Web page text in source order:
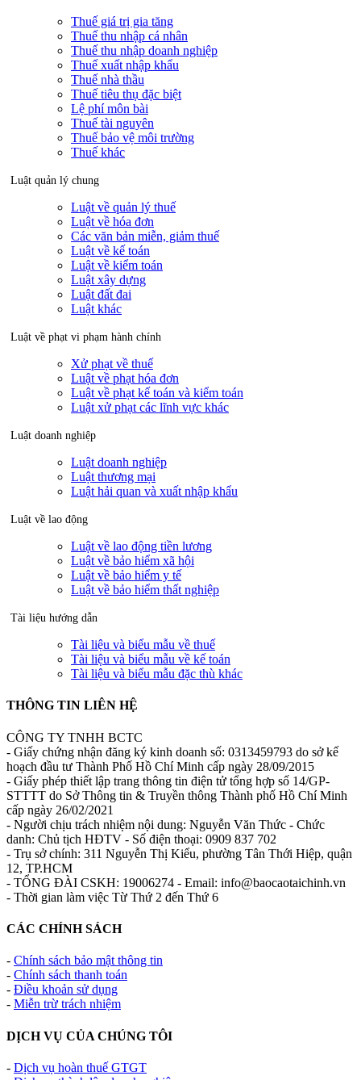
Thuế giá trị gia tăng
Thuế thu nhập cá nhân
Thuế thu nhập doanh nghiệp
Thuế xuất nhập khẩu
Thuế nhà thầu
Thuế tiêu thụ đặc biệt
Lệ phí môn bài
Thuế tài nguyên
Thuế bảo vệ môi trường
Thuế khác
Luật quản lý chung
Luật về quản lý thuế
Luật về hóa đơn
Các văn bản miễn, giảm thuế
Luật về kế toán
Luật về kiểm toán
Luật xây dựng
Luật đất đai
Luật khác
Luật về phạt vi phạm hành chính
Xử phạt về thuế
Luật về phạt hóa đơn
Luật về phạt kế toán và kiểm toán
Luật xử phạt các lĩnh vực khác
Luật doanh nghiệp
Luật doanh nghiệp
Luật thương mại
Luật hải quan và xuất nhập khẩu
Luật về lao động
Luật về lao động tiền lương
Luật về bảo hiểm xã hội
Luật về bảo hiểm y tế
Luật về bảo hiểm thất nghiệp
Tài liệu hướng dẫn
Tài liệu và biểu mẫu về thuế
Tài liệu và biểu mẫu về kế toán
Tài liệu và biểu mẫu đặc thù khác
THÔNG TIN LIÊN HỆ
CÔNG TY TNHH BCTC
- Giấy chứng nhận đăng ký kinh doanh số: 0313459793 do sở kế
hoạch đầu tư Thành Phố Hồ Chí Minh cấp ngày 28/09/2015
- Giấy phép thiết lập trang thông tin điện tử tổng hợp số 14/GP-
STTTT do Sở Thông tin & Truyền thông Thành phố Hồ Chí Minh
cấp ngày 26/02/2021
- Người chịu trách nhiệm nội dung: Nguyễn Văn Thức - Chức
danh: Chủ tịch HĐTV - Số điện thoại: 0909 837 702
- Trụ sở chính: 311 Nguyễn Thị Kiểu, phường Tân Thới Hiệp, quận
12, TP.HCM
- TỔNG ĐÀI CSKH: 19006274 - Email: info@baocaotaichinh.vn
- Thời gian làm việc Từ Thứ 2 đến Thứ 6
CÁC CHÍNH SÁCH
- Chính sách bảo mật thông tin
- Chính sách thanh toán
- Điều khoản sử dụng
- Miễn trừ trách nhiệm
DỊCH VỤ CỦA CHÚNG TÔI
- Dịch vụ hoàn thuế GTGT